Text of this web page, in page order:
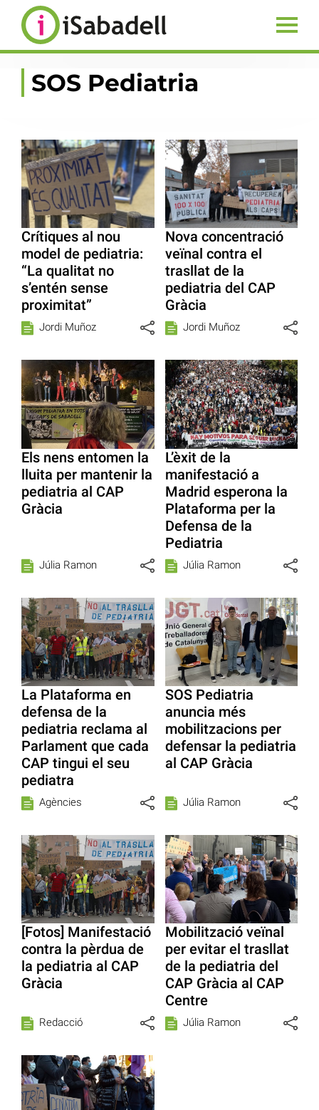
SOS Pediatria
Crítiques al nou
model de pediatria:
“La qualitat no
s’entén sense
proximitat”
Jordi Muñoz
Nova concentració
veïnal contra el
trasllat de la
pediatria del CAP
Gràcia
Jordi Muñoz
Els nens entomen la
lluita per mantenir la
pediatria al CAP
Gràcia
Júlia Ramon
L’èxit de la
manifestació a
Madrid esperona la
Plataforma per la
Defensa de la
Pediatria
Júlia Ramon
La Plataforma en
defensa de la
pediatria reclama al
Parlament que cada
CAP tingui el seu
pediatra
Agències
SOS Pediatria
anuncia més
mobilitzacions per
defensar la pediatria
al CAP Gràcia
Júlia Ramon
[Fotos] Manifestació
contra la pèrdua de
la pediatria al CAP
Gràcia
Redacció
Mobilització veïnal
per evitar el trasllat
de la pediatria del
CAP Gràcia al CAP
Centre
Júlia Ramon